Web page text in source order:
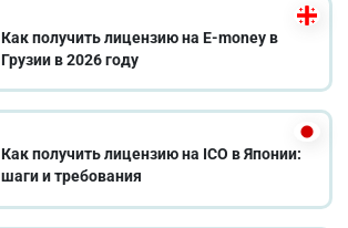
Как получить лицензию на E-money в
Грузии в 2026 году
Как получить лицензию на ICO в Японии:
шаги и требования